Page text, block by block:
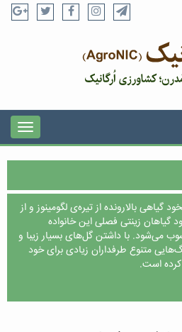
گیاهی بالارونده از تیره‌ی لگومینوز و از
گیاهان زینتی فصلی این خانواده
می‌شود. با داشتن گل‌های بسیار زیبا و
متنوع طرفداران زیادی برای خود
کرده است.